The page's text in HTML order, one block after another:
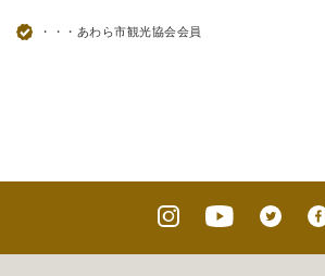
・・・あわら市観光協会会員